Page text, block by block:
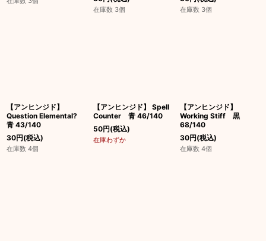
在庫数 3個 在庫数 3個
【アンヒンジド】
Question Elemental?
青 43/140
30円(税込)
在庫数 4個
【アンヒンジド】 Spell
Counter 青 46/140
50円(税込)
在庫わずか
【アンヒンジド】
Working Stiff 黒
68/140
30円(税込)
在庫数 4個